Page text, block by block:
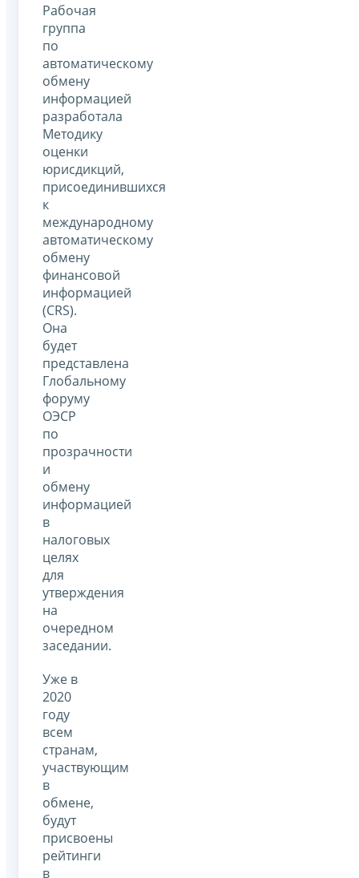
Рабочая
группа
по
автоматическому
обмену
информацией
разработала
Методику
оценки
юрисдикций,
присоединившихся
к
международному
автоматическому
обмену
финансовой
информацией
(CRS).
Она
будет
представлена
Глобальному
форуму
ОЭСР
по
прозрачности
и
обмену
информацией
в
налоговых
целях
для
утверждения
на
очередном
заседании.
Уже в
2020
году
всем
странам,
участвующим
в
обмене,
будут
присвоены
рейтинги
в